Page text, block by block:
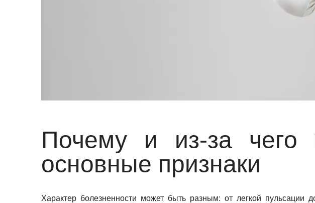
Почему и из-за чего
основные признаки
Характер болезненности может быть разным: от легкой